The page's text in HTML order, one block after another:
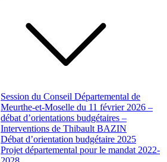
Session du Conseil Départemental de
Meurthe-et-Moselle du 11 février 2026 –
débat d’orientations budgétaires –
Interventions de Thibault BAZIN
Débat d’orientation budgétaire 2025
Projet départemental pour le mandat 2022-